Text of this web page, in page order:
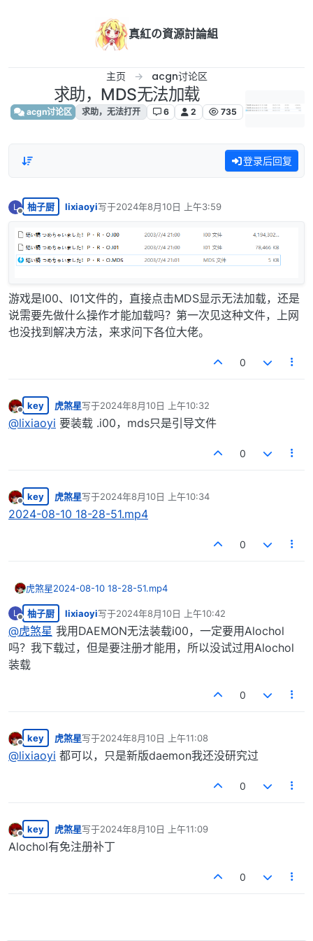
真紅の資源討論組
主页 acgn讨论区
求助，MDS无法加载
acgn讨论区 求助，无法打开 6 2 735
登录后回复
L
离线
柚子厨 lixiaoyi写于2024年8月10日 上午3:59
最后由 编辑
游戏是I00、I01文件的，直接点击MDS显示无法加载，还是
说需要先做什么操作才能加载吗？第一次见这种文件，上网
也没找到解决方法，来求问下各位大佬。
0
离线
key 虎煞星写于2024年8月10日 上午10:32
最后由 编辑
@lixiaoyi 要装载 .i00，mds只是引导文件
0
离线
key 虎煞星写于2024年8月10日 上午10:34
最后由 编辑
2024-08-10 18-28-51.mp4
0
虎煞星2024-08-10 18-28-51.mp4
L
离线
柚子厨 lixiaoyi写于2024年8月10日 上午10:42
最后由 编辑
@虎煞星 我用DAEMON无法装载i00，一定要用Alochol
吗？我下载过，但是要注册才能用，所以没试过用Alochol
装载
0
离线
key 虎煞星写于2024年8月10日 上午11:08
最后由 编辑
@lixiaoyi 都可以，只是新版daemon我还没研究过
0
离线
key 虎煞星写于2024年8月10日 上午11:09
最后由 编辑
Alochol有免注册补丁
0